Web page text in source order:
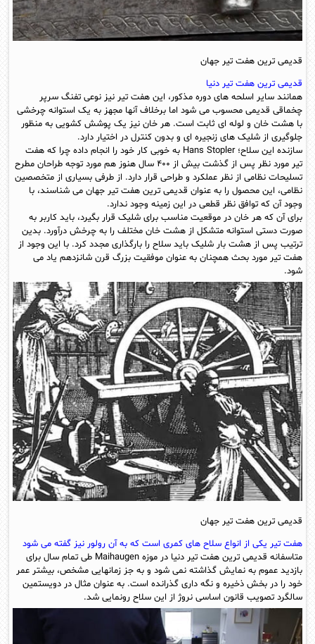
قدیمی ترین هفت تیر جهان
قدیمی ترین هفت تیر دنیا
همانند سایر اسلحه های دوره مذکور، این هفت تیر نیز نوعی تفنگ سرپر
چخماقی قدیمی محسوب می شود اما برخلاف آنها مجهز به یک استوانه چرخشی
با هشت خان و لوله ای ثابت است. هر خان نیز یک پوشش کشویی به منظور
جلوگیری از شلیک های زنجیره ای و بدون کنترل در اختیار دارد.
سازنده این سلاح؛ Hans Stopler به خوبی کار خود را انجام داده چرا که هفت
تیر مورد نظر پس از گذشت بیش از ۴۰۰ سال هنوز هم مورد توجه طراحان مطرح
تسلیحات نظامی از نظر عملکرد و طراحی قرار دارد. از طرفی بسیاری از متخصصین
نظامی، این محصول را به عنوان قدیمی ترین هفت تیر جهان می شناسند، با
وجود آن که توافق نظر قطعی در این زمینه وجود ندارد.
برای آن که هر خان در موقعیت مناسب برای شلیک قرار بگیرد، باید کاربر به
صورت دستی استوانه متشکل از هشت خان مختلف را به چرخش درآورد. بدین
ترتیب پس از هشت بار شلیک باید سلاح را بارگذاری مجدد کرد. با این وجود از
هفت تیر مورد بحث همچنان به عنوان موفقیت بزرگ قرن شانزدهم یاد می
شود.
قدیمی ترین هفت تیر جهان
هفت تیر یکی از انواع سلاح های کمری است که به آن رولور نیز گفته می شود
متاسفانه قدیمی ترین هفت تیر دنیا در موزه Maihaugen طی تمام سال برای
بازدید عموم به نمایش گذاشته نمی شود و به جز زمانهایی مشخص، بیشتر عمر
خود را در بخش ذخیره و نگه داری گذرانده است. به عنوان مثال در دویستمین
سالگرد تصویب قانون اساسی نروژ از این سلاح رونمایی شد.